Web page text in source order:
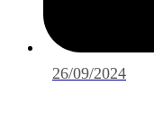
26/09/2024